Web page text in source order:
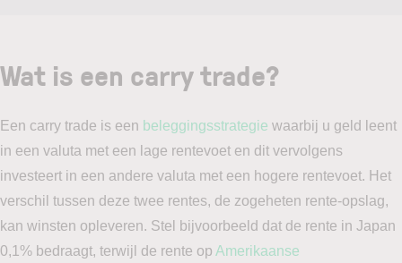
Wat is een carry trade?
Een carry trade is een beleggingsstrategie waarbij u geld leent
in een valuta met een lage rentevoet en dit vervolgens
investeert in een andere valuta met een hogere rentevoet. Het
verschil tussen deze twee rentes, de zogeheten rente-opslag,
kan winsten opleveren. Stel bijvoorbeeld dat de rente in Japan
0,1% bedraagt, terwijl de rente op Amerikaanse